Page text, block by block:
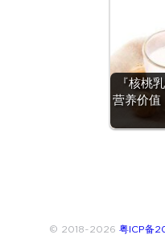
『核桃
营养价
© 2018~2026 粤ICP备